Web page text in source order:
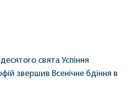
свята Успіння
звершив Всенічне бдіння в